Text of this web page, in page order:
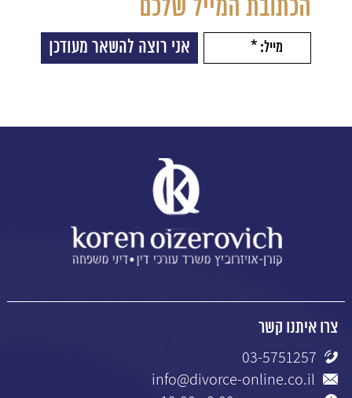
הכתובת המייל שלכם
צרו איתנו קשר
03-5751257
info@divorce-online.co.il